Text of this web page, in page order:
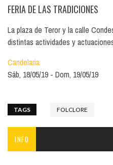
FERIA DE LAS TRADICIONES
La plaza de Teror y la calle
distintas actividades y
Candelaria
Sáb, 18/05/19
Dom, 19/05/19
TAGS FOLCLORE
INFO